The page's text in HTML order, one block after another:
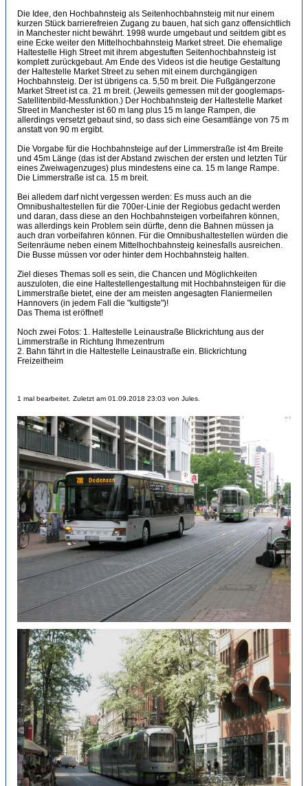
Die Idee, den Hochbahnsteig als Seitenhochbahnsteig mit nur einem
kurzen Stück barrierefreien Zugang zu bauen, hat sich ganz offensichtlich
in Manchester nicht bewährt. 1998 wurde umgebaut und seitdem gibt es
eine Ecke weiter den Mittelhochbahnsteig Market street. Die ehemalige
Haltestelle High Street mit ihrem abgestuften Seitenhochbahnsteig ist
komplett zurückgebaut. Am Ende des Videos ist die heutige Gestaltung
der Haltestelle Market Street zu sehen mit einem durchgängigen
Hochbahnsteig. Der ist übrigens ca. 5,50 m breit. Die Fußgängerzone
Market Street ist ca. 21 m breit. (Jeweils gemessen mit der googlemaps-
Satellitenbild-Messfunktion.) Der Hochbahnsteig der Haltestelle Market
Street in Manchester ist 60 m lang plus 15 m lange Rampen, die
allerdings versetzt gebaut sind, so dass sich eine Gesamtlänge von 75 m
anstatt von 90 m ergibt.
Die Vorgabe für die Hochbahnsteige auf der Limmerstraße ist 4m Breite
und 45m Länge (das ist der Abstand zwischen der ersten und letzten Tür
eines Zweiwagenzuges) plus mindestens eine ca. 15 m lange Rampe.
Die Limmerstraße ist ca. 15 m breit.
Bei alledem darf nicht vergessen werden: Es muss auch an die
Omnibushaltestellen für die 700er-Linie der Regiobus gedacht werden
und daran, dass diese an den Hochbahnsteigen vorbeifahren können,
was allerdings kein Problem sein dürfte, denn die Bahnen müssen ja
auch dran vorbeifahren können. Für die Omnibushaltestellen würden die
Seitenräume neben einem Mittelhochbahnsteig keinesfalls ausreichen.
Die Busse müssen vor oder hinter dem Hochbahnsteig halten.
Ziel dieses Themas soll es sein, die Chancen und Möglichkeiten
auszuloten, die eine Haltestellengestaltung mit Hochbahnsteigen für die
Limmerstraße bietet, eine der am meisten angesagten Flaniermeilen
Hannovers (in jedem Fall die "kultigste")!
Das Thema ist eröffnet!
Noch zwei Fotos: 1. Haltestelle Leinaustraße Blickrichtung aus der
Limmerstraße in Richtung Ihmezentrum
2. Bahn fährt in die Haltestelle Leinaustraße ein. Blickrichtung
Freizeitheim
1 mal bearbeitet. Zuletzt am 01.09.2018 23:03 von Jules.